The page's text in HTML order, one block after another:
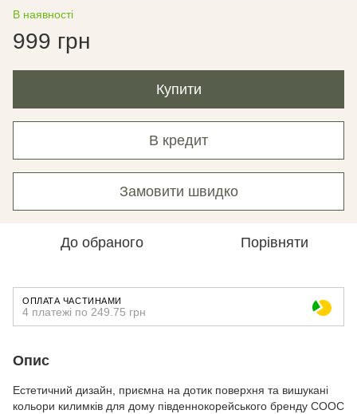
В наявності
999 грн
Купити
В кредит
Замовити швидко
До обраного Порівняти
ОПЛАТА ЧАСТИНАМИ
4 платежі по 249.75 грн
Опис
Естетичний дизайн, приємна на дотик поверхня та вишукані
кольори килимків для дому південнокорейського бренду COOC